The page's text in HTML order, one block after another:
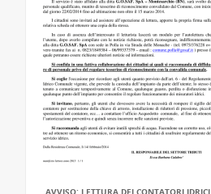
AVVISO: LETTURA DEI CONTATORI IDRICI